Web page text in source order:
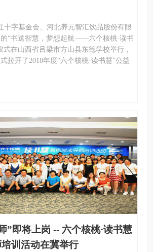
十字基金会、河北养元智汇饮品股份有限
“书送智慧，梦想起航——六个核桃·读书
式在山西省吕梁市方山县东德学校举行，
拉开了2018年度“六个核桃·读书慧”公益
”即将上岗 -- 六个核桃·读书慧
训活动在冀举行